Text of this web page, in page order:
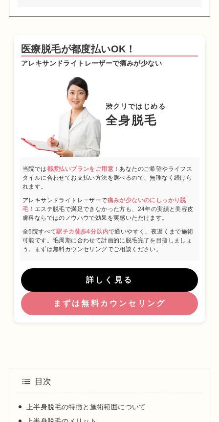
2009年03月 東京医科歯科大学医学部医学科卒業
2010年04月 東京医科歯科大学医学部付属病院 研修医
2011年04月 日産厚生会玉川病院 研修医
2012年04月 東京医科歯科大学皮膚科 勤務
2012年09月 台東保健所保健予防課・保健サービス課 兼務
2013年09月～都内大手美容外科・皮膚科に勤務
2015年01月 渋谷美容外科クリニック渋谷院 副院長就任
2024年01月 渋谷美容外科クリニック新宿院 院長就任
日本抗加齢医学会会員
医療脱毛が都度払いOK！
アレキサンドライトレーザーで痛みが少ない
渋クリではじめる
全身脱毛
当院では都度払いプランをご用意！あなたのご希望やライフス
タイルに合わせてお支払い方法を選べるので、無理なく続けら
れます。
アレキサンドライトレーザーで痛みが少ないのにしっかり脱
毛！エステ脱毛で満足できなかった方も、24年の実績と美容皮
膚科ならではのノウハウで効果を実感いただけます。
全5院すべて駅チカ徒歩4分以内で通いやすく、夜遅くまで施術
可能です。毛周期に合わせて計画的に脱毛完了を目指しましょ
う。まずは無料カウンセリングでご相談ください。
詳しく見る
まずは無料カウンセリング
目次
上半身脱毛の特徴と施術範囲について